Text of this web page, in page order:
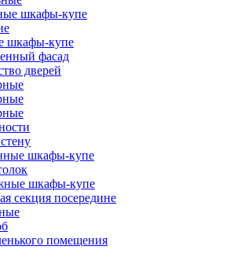
шкафы-купе
шкафы-купе
фасад
дверей
шкафы-купе
шкафы-купе
секция посередине
помещения